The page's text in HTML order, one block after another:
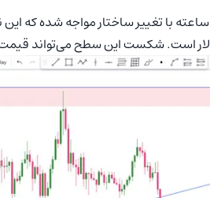
همچنین کاردانو در تایم‌فریم ۴ ساعته با تغییر